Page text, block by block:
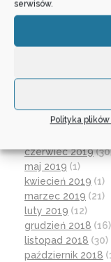
serwisów.
Polityka
wrzesień 2020
czerwiec 2020
kwiecień 2020(1)
styczeń 2020(17)
listopad 2019(21)
październik 2019
czerwiec 2019
maj 2019 (1)
kwiecień 2019 (1)
marzec 2019 (21)
luty 2019 (12)
grudzień 2018 (16)
listopad 2018 (30)
październik 2018